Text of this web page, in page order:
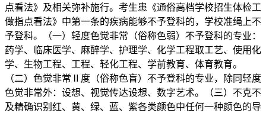
点看法》及相关弥补施行。考生患《通俗高档学校招生体检工
做指点看法》中第一条的疾病能够不予登科的，学校准绳上不
予登科。（一）轻度色觉非常（俗称色弱）不予登科的专业：
药学、临床医学、麻醉学、护理学、化学工程取工艺、使用化
学、生物工程、工程、轻化工程、学前教育、体育教育。
（二）色觉非常Ⅱ度（俗称色盲）不予登科的专业，除同轻度
色觉非常外：设想、视觉传达设想、数字艺术。（三）不克不
及精确识别红、黄、绿、蓝、紫各类颜色中任何一种颜色的导